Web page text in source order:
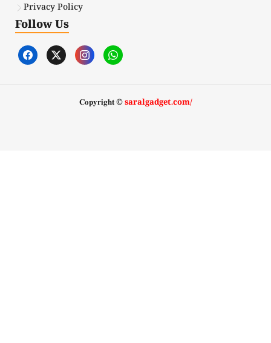
Privacy Policy
Follow Us
𝐂𝐨𝐩𝐲𝐫𝐢𝐠𝐡𝐭 ©saralgadget.com/